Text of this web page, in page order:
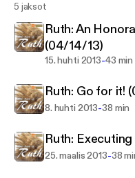
5 jaksot
Ruth: An
(04/14/13)
15. huhti 2013-43 min
Ruth: Go for it!
8. huhti 2013-38 min
Ruth:
25. maalis 2013-38